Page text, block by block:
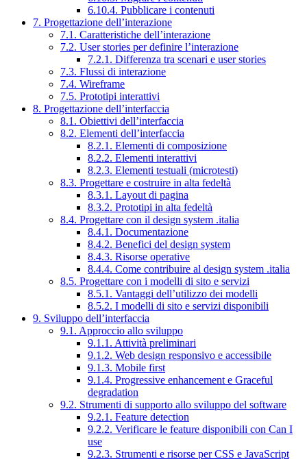
6.10.4. Pubblicare i contenuti
7. Progettazione dell’interazione
7.1. Caratteristiche dell’interazione
7.2. User stories per definire l’interazione
7.2.1. Differenza tra scenari e user stories
7.3. Flussi di interazione
7.4. Wireframe
7.5. Prototipi interattivi
8. Progettazione dell’interfaccia
8.1. Obiettivi dell’interfaccia
8.2. Elementi dell’interfaccia
8.2.1. Elementi di composizione
8.2.2. Elementi interattivi
8.2.3. Elementi testuali (microtesti)
8.3. Progettare e costruire in alta fedeltà
8.3.1. Layout di pagina
8.3.2. Prototipi in alta fedeltà
8.4. Progettare con il design system .italia
8.4.1. Documentazione
8.4.2. Benefici del design system
8.4.3. Risorse operative
8.4.4. Come contribuire al design system .italia
8.5. Progettare con i modelli di sito e servizi
8.5.1. Vantaggi dell’utilizzo dei modelli
8.5.2. I modelli di sito e servizi disponibili
9. Sviluppo dell’interfaccia
9.1. Approccio allo sviluppo
9.1.1. Attività preliminari
9.1.2. Web design responsivo e accessibile
9.1.3. Mobile first
9.1.4. Progressive enhancement e Graceful
degradation
9.2. Strumenti di supporto allo sviluppo del software
9.2.1. Feature detection
9.2.2. Verificare le feature disponibili con Can I
use
9.2.3. Strumenti e risorse per CSS e JavaScript